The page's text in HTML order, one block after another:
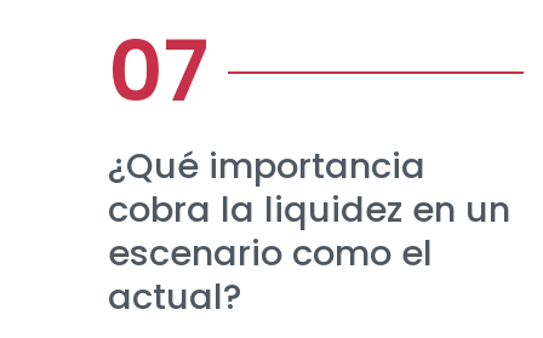
¿Qué importancia
cobra la liquidez en un
escenario como el
actual?